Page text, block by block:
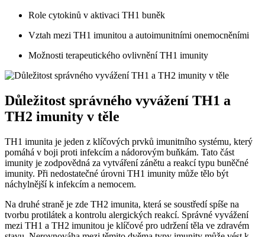
Role cytokinů v aktivaci TH1 buněk
Vztah mezi TH1 imunitou a autoimunitními onemocněními
Možnosti terapeutického ovlivnění TH1 imunity
Důležitost správného vyvážení TH1 a
TH2 imunity v těle
TH1 imunita je jeden z klíčových prvků imunitního systému, který
pomáhá v boji proti infekcím a nádorovým buňkám. Tato část
imunity je zodpovědná za vytváření zánětu a reakcí typu buněčné
imunity. Při nedostatečné úrovni TH1 imunity může tělo být
náchylnější k infekcím a nemocem.
Na druhé straně je zde TH2 imunita, která se soustředí spíše na
tvorbu protilátek a kontrolu alergických reakcí. Správné vyvážení
mezi TH1 a TH2 imunitou je klíčové pro udržení těla ve zdravém